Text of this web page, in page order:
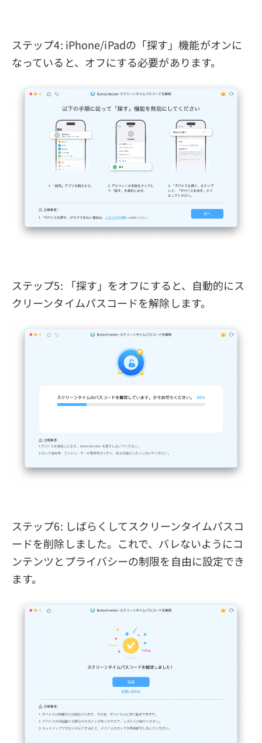
ステップ4: iPhone/iPadの「探す」機能がオンに
なっていると、オフにする必要があります。
ステップ5: 「探す」をオフにすると、自動的にス
クリーンタイムパスコードを解除します。
ステップ6: しばらくしてスクリーンタイムパスコ
ードを削除しました。これで、バレないようにコ
ンテンツとプライバシーの制限を自由に設定でき
ます。